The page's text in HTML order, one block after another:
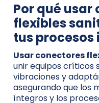
Por qué usar
flexibles
tus
Usar conectores
unir equipos críticos
vibraciones y
asegurando que los
íntegros y los